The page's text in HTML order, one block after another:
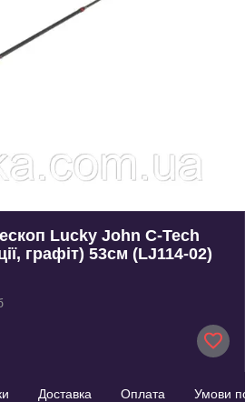
Lucky John C-Tech
графіт) 53см (LJ114-02)
Доставка Оплата Умови